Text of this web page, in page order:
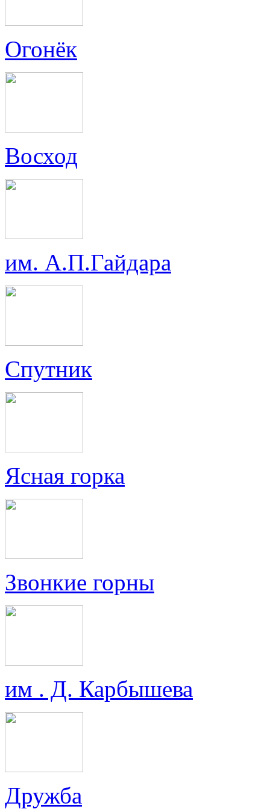
Огонёк
Восход
им. А.П.Гайдара
Спутник
Ясная горка
Звонкие горны
им . Д. Карбышева
Дружба